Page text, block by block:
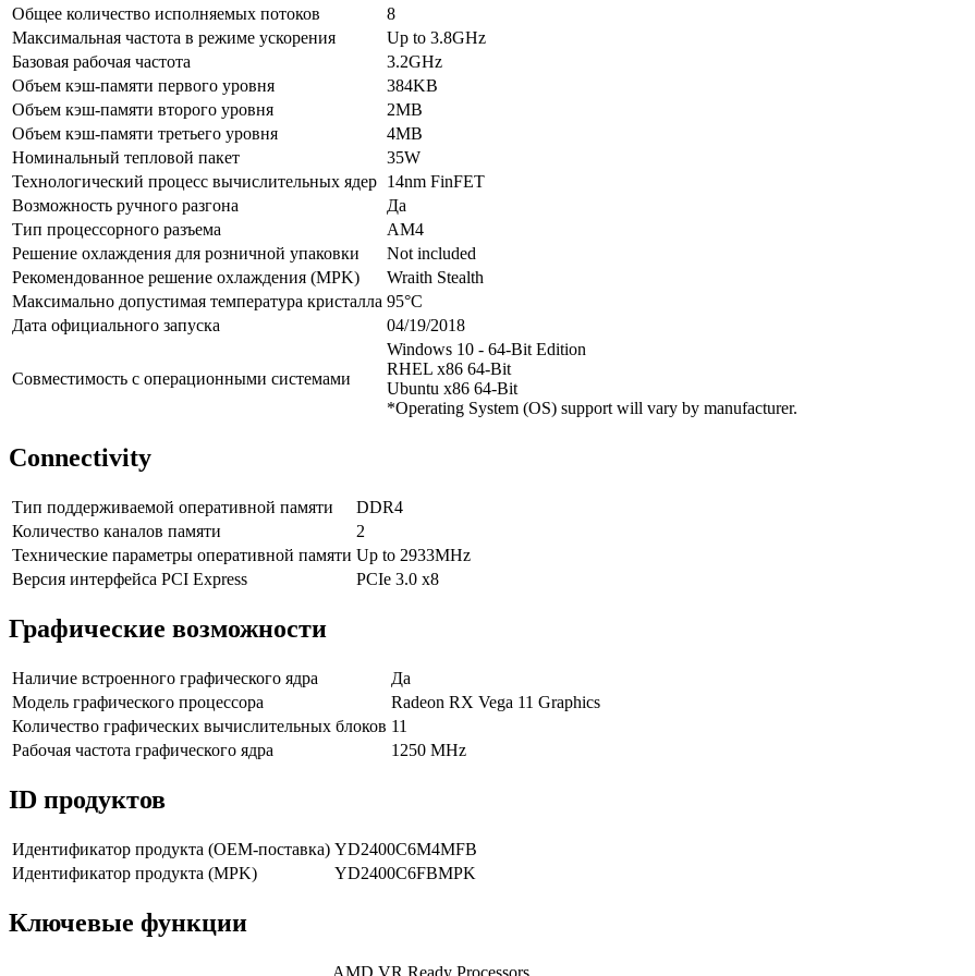
Общее количество исполняемых потоков
8
Максимальная частота в режиме ускорения
Up to 3.8GHz
Базовая рабочая частота
3.2GHz
Объем кэш-памяти первого уровня
384KB
Объем кэш-памяти второго уровня
2MB
Объем кэш-памяти третьего уровня
4MB
Номинальный тепловой пакет
35W
Технологический процесс вычислительных ядер 14nm FinFET
Возможность ручного разгона
Да
Тип процессорного разъема
AM4
Решение охлаждения для розничной упаковки
Not included
Рекомендованное решение охлаждения (MPK)
Wraith Stealth
Максимально допустимая температура кристалла 95°C
Дата официального запуска
04/19/2018
Совместимость с операционными системами
Windows 10 - 64-Bit Edition
RHEL x86 64-Bit
Ubuntu x86 64-Bit
*Operating System (OS) support will vary by manufacturer.
Connectivity
Тип поддерживаемой оперативной памяти
DDR4
Количество каналов памяти
2
Технические параметры оперативной памяти Up to 2933MHz
Версия интерфейса PCI Express
PCIe 3.0 x8
Графические возможности
Наличие встроенного графического ядра
Да
Модель графического процессора
Radeon RX Vega 11 Graphics
Количество графических вычислительных блоков 11
Рабочая частота графического ядра
1250 MHz
ID продуктов
Идентификатор продукта (OEM-поставка) YD2400C6M4MFB
Идентификатор продукта (MPK)
YD2400C6FBMPK
Ключевые функции
AMD VR Ready Processors